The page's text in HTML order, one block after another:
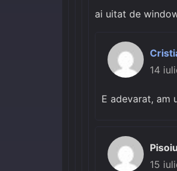
ai uitat de
14
E adevarat, am
15